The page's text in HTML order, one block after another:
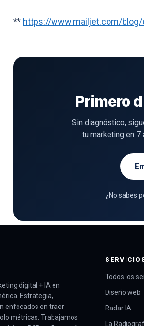
** https://www.mailjet.com/
Primero
Sin diagnóstico,
tu marketing en 7
¿No sabes
digital + IA en
Estrategia,
enfocados en traer
métricas. Trabajamos
Todos los
Diseño web
Radar IA
La